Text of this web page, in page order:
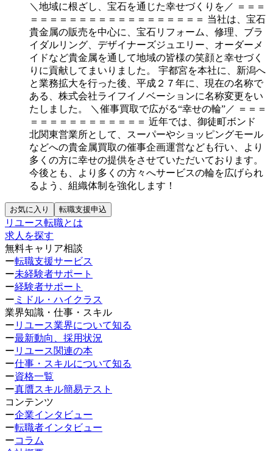
＼地域に根ざし、宝石を通じた幸せづくりを／ ＝＝＝
＝＝＝＝＝＝＝＝＝＝＝＝＝＝＝＝＝＝ 当社は、宝石
貴金属の販売を中心に、宝石リフォーム、修理、ブラ
イダルリング、デザイナーズジュエリー、オーダーメ
イドなど貴金属を通して地域の皆様の笑顔と幸せづく
りに貢献してまいりました。
宇都宮を本社に、新潟へ
と業務拡大を行った後、平成２７年に、現在の名称で
ある、株式会社ライフイノベーションに名称変更をい
たしました。
＼催事買取で広がる“幸せの輪”／ ＝＝＝
＝＝＝＝＝＝＝＝＝＝＝＝ 近年では、御徒町ボンド
北関東営業所として、スーパーやショッピングモール
などへの貴金属買取の催事企画運営なども行い、より
多くの方に幸せの提供をさせていただいております。
今後とも、より多くの方々へサービスの輪を広げられ
るよう、組織体制を強化します！
お気に入り 転職支援申込
リユース転職とは
求人を探す
無料キャリア相談
ー転職支援サービス
ー未経験者サポート
ー経験者サポート
ー ミドル・ハイクラス
業界知識・仕事・スキル
ー リユース業界について知る
ー最新動向、採用状況
ー リユース関連の本
ー仕事・スキルについて知る
ー資格一覧
ー真贋スキル簡易テスト
コンテンツ
ー企業インタビュー
ー転職者インタビュー
ーコラム